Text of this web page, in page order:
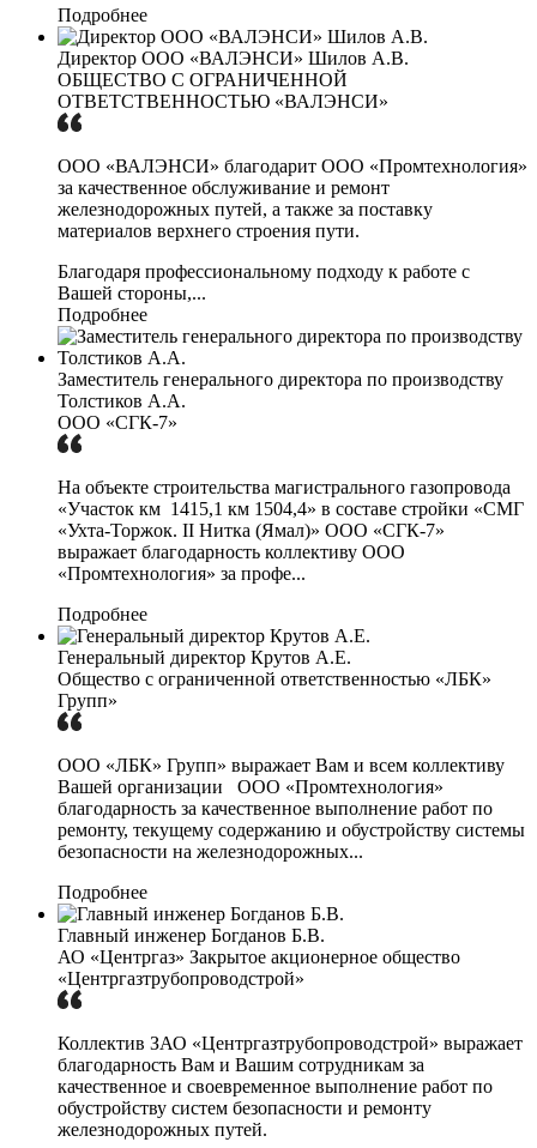
Подробнее
Директор ООО «ВАЛЭНСИ» Шилов А.В.
ОБЩЕСТВО С ОГРАНИЧЕННОЙ
ОТВЕТСТВЕННОСТЬЮ «ВАЛЭНСИ»
ООО «ВАЛЭНСИ» благодарит ООО «Промтехнология»
за качественное обслуживание и ремонт
железнодорожных путей, а также за поставку
материалов верхнего строения пути.
Благодаря профессиональному подходу к работе с
Вашей стороны,...
Подробнее
Заместитель генерального директора по производству
Толстиков А.А.
ООО «СГК-7»
На объекте строительства магистрального газопровода
«Участок км 1415,1 км 1504,4» в составе стройки «СМГ
«Ухта-Торжок. II Нитка (Ямал)» ООО «СГК-7»
выражает благодарность коллективу ООО
«Промтехнология» за профе...
Подробнее
Генеральный директор Крутов А.Е.
Общество с ограниченной ответственностью «ЛБК»
Групп»
ООО «ЛБК» Групп» выражает Вам и всем коллективу
Вашей организации ООО «Промтехнология»
благодарность за качественное выполнение работ по
ремонту, текущему содержанию и обустройству системы
безопасности на железнодорожных...
Подробнее
Главный инженер Богданов Б.В.
АО «Центргаз» Закрытое акционерное общество
«Центргазтрубопроводстрой»
Коллектив ЗАО «Центргазтрубопроводстрой» выражает
благодарность Вам и Вашим сотрудникам за
качественное и своевременное выполнение работ по
обустройству систем безопасности и ремонту
железнодорожных путей.